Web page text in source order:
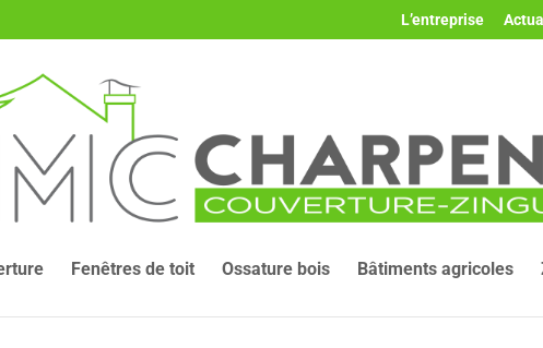
L’entreprise
Fenêtres de toit Ossature bois Bâtiments agricoles